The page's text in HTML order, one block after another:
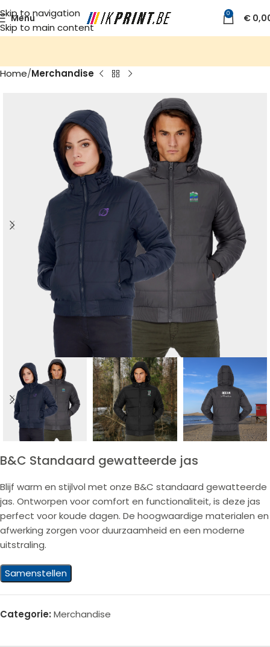
Skip to navigation
Skip to main content
Menu 0 €
Home Merchandise
B&C Standaard gewatteerde jas
Blijf warm en stijlvol met onze B&C standaard gewatteerde
jas. Ontworpen voor comfort en functionaliteit, is deze jas
perfect voor koude dagen. De hoogwaardige materialen en
afwerking zorgen voor duurzaamheid en een moderne
uitstraling.
Samenstellen
Categorie: Merchandise